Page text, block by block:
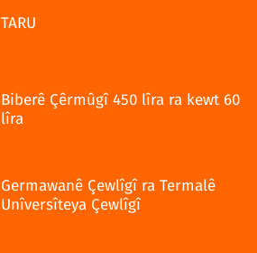
TARU
Biberê Çêrmûgî 450 lîra ra kewt 60
lîra
Germawanê Çewlîgî ra Termalê
Unîversîteya Çewlîgî